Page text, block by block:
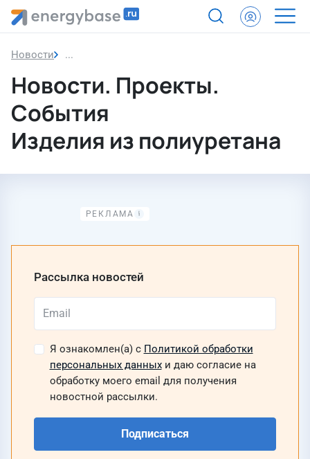
Новости Новости. Проекты. События - Изделия из
Новости. Проекты.
События
Изделия из полиуретана
Рассылка новостей
Я ознакомлен(а) с Политикой обработки
персональных данныхи даю согласие на
обработку моего email для получения
новостной рассылки.
Подписаться